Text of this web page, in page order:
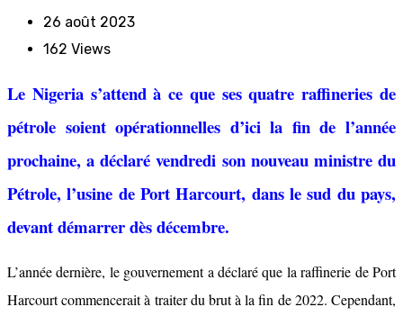
26 août 2023
162 Views
Le Nigeria s’attend à ce que ses quatre raffineries de
pétrole soient opérationnelles d’ici la fin de l’année
prochaine, a déclaré vendredi son nouveau ministre du
Pétrole, l’usine de Port Harcourt, dans le sud du pays,
devant démarrer dès décembre.
L’année dernière, le gouvernement a déclaré que la raffinerie de Port
Harcourt commencerait à traiter du brut à la fin de 2022. Cependant,